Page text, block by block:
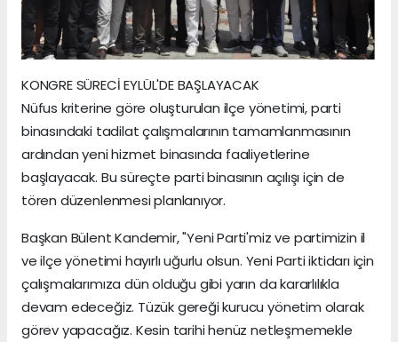
KONGRE SÜRECİ EYLÜL'DE BAŞLAYACAK
Nüfus kriterine göre oluşturulan ilçe yönetimi, parti
binasındaki tadilat çalışmalarının tamamlanmasının
ardından yeni hizmet binasında faaliyetlerine
başlayacak. Bu süreçte parti binasının açılışı için de
tören düzenlenmesi planlanıyor.
Başkan Bülent Kandemir, "Yeni Parti'miz ve partimizin il
ve ilçe yönetimi hayırlı uğurlu olsun. Yeni Parti iktidarı için
çalışmalarımıza dün olduğu gibi yarın da kararlılıkla
devam edeceğiz. Tüzük gereği kurucu yönetim olarak
görev yapacağız. Kesin tarihi henüz netleşmemekle